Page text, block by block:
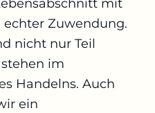
mit
echter Zuwendung.
nicht nur Teil
stehen im
Handelns. Auch
ein